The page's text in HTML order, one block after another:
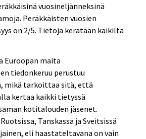
vuosineljänneksinä
Peräkkäisten vuosien
on 2/5. Tietoja kerätään kaikilta
Euroopan maita
tiedonkeruu perustuu
mikä tarkoittaa sitä, että
kertaa kaikki tietyssä
kotitalouden jäsenet.
Tanskassa ja Sveitsissä
eli haastateltavana on vain